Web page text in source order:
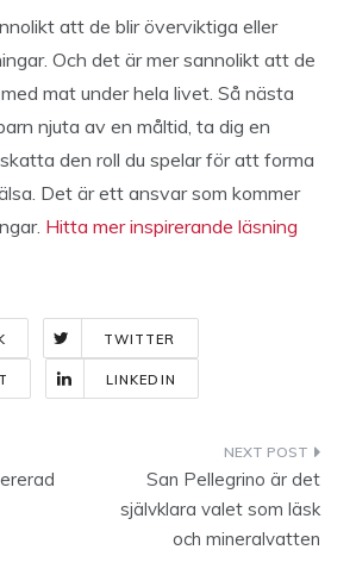
att de blir överviktiga eller
Och det är mer sannolikt att de
mat under hela livet. Så nästa
njuta av en måltid, ta dig en
den roll du spelar för att forma
Det är ett ansvar som kommer
Hitta mer inspirerande läsning
TWITTER
LINKEDIN
San Pellegrino är det
självklara valet som läsk
och mineralvatten